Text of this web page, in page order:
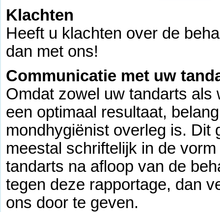
Klachten
Heeft u klachten over de
dan met ons!
Communicatie met uw
Omdat zowel uw tandarts
een optimaal resultaat,
mondhygiënist overleg is. Dit
meestal schriftelijk in de
tandarts na afloop van de
tegen deze rapportage, dan
ons door te geven.